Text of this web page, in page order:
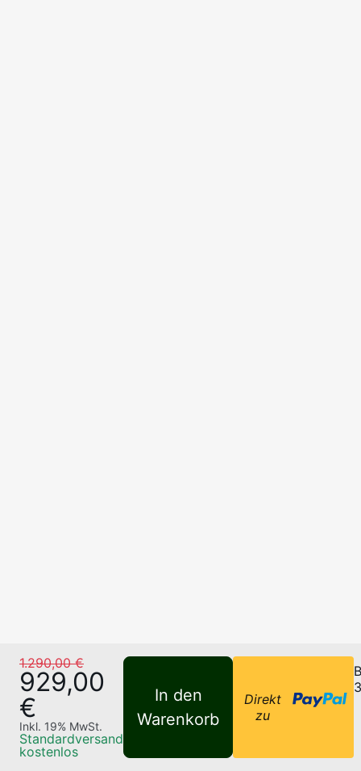
1.290,00 €
929,00
€
Inkl. 19% MwSt.
Standardversand
kostenlos
In den
Warenkorb
Direkt
zu